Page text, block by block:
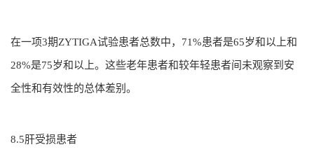
在一项3期ZYTIGA试验患者总数中，71%患者是65岁和以上和
28%是75岁和以上。这些老年患者和较年轻患者间未观察到安
全性和有效性的总体差别。
8.5肝受损患者